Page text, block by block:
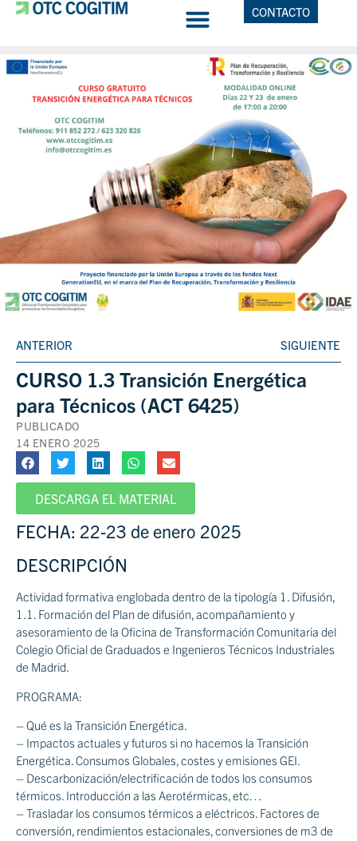
CONTACTO
ANTERIOR SIGUIENTE
CURSO 1.3 Transición Energética
para Técnicos (ACT 6425)
PUBLICADO
14 ENERO 2025
DESCARGA EL MATERIAL
FECHA: 22-23 de enero 2025
DESCRIPCIÓN
Actividad formativa englobada dentro de la tipología 1. Difusión,
1.1. Formación del Plan de difusión, acompañamiento y
asesoramiento de la Oficina de Transformación Comunitaria del
Colegio Oficial de Graduados e Ingenieros Técnicos Industriales
de Madrid.
PROGRAMA:
– Qué es la Transición Energética.
– Impactos actuales y futuros si no hacemos la Transición
Energética. Consumos Globales, costes y emisiones GEI.
– Descarbonización/electrificación de todos los consumos
térmicos. Introducción a las Aerotérmicas, etc…
– Trasladar los consumos térmicos a eléctricos. Factores de
conversión, rendimientos estacionales, conversiones de m3 de